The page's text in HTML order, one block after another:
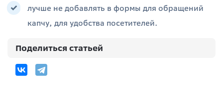
лучше не добавлять в формы для обращений
капчу, для удобства посетителей.
Поделиться статьей